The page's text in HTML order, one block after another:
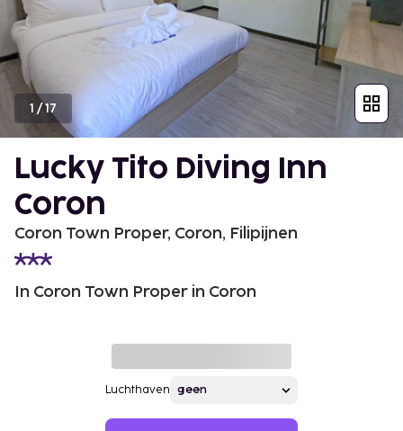
1 /17
Lucky Tito Diving Inn
Coron
Coron Town Proper, Coron, Filipijnen
In Coron Town Proper in Coron
Luchthaven